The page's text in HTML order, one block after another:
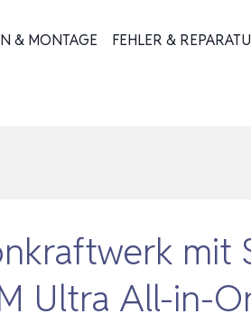
& MONTAGE FEHLER &
mit
Ultra All-in-